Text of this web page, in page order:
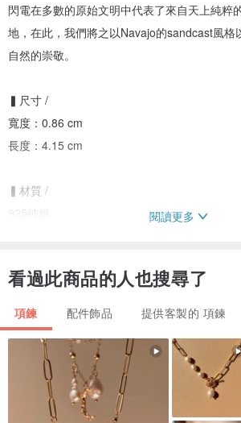
閃電在多數的原始文明中代表了來自天上純粹
地，在此，我們將之以Navajo的sandcast風格
自然的崇敬。
▍尺寸 /
寬度：0.86 cm
長度：4.15 cm
▍材質 /
925純銀
我們提供商品包裝，如附圖
▍售後服務 /
我們提供保養及維修服務，如有任何問題請與
閱讀更多
看過此商品的人也搜尋了
項鍊 配件飾品 提供客製的 項鍊